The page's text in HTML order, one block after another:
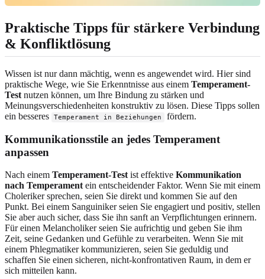
Praktische Tipps für stärkere Verbindung
& Konfliktlösung
Wissen ist nur dann mächtig, wenn es angewendet wird. Hier sind
praktische Wege, wie Sie Erkenntnisse aus einem Temperament-
Test nutzen können, um Ihre Bindung zu stärken und
Meinungsverschiedenheiten konstruktiv zu lösen. Diese Tipps sollen
ein besseres
Temperament in Beziehungen fördern.
Kommunikationsstile an jedes Temperament
anpassen
Nach einem Temperament-Test ist effektive Kommunikation
nach Temperament ein entscheidender Faktor. Wenn Sie mit einem
Choleriker sprechen, seien Sie direkt und kommen Sie auf den
Punkt. Bei einem Sanguiniker seien Sie engagiert und positiv, stellen
Sie aber auch sicher, dass Sie ihn sanft an Verpflichtungen erinnern.
Für einen Melancholiker seien Sie aufrichtig und geben Sie ihm
Zeit, seine Gedanken und Gefühle zu verarbeiten. Wenn Sie mit
einem Phlegmatiker kommunizieren, seien Sie geduldig und
schaffen Sie einen sicheren, nicht-konfrontativen Raum, in dem er
sich mitteilen kann.